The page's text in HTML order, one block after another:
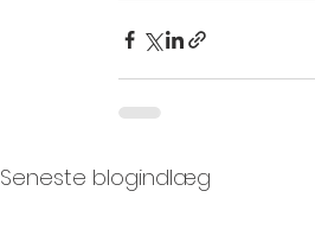
Seneste blogindlæg